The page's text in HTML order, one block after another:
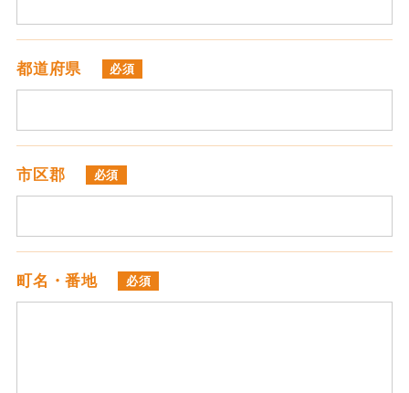
都道府県 必須
市区郡 必須
町名・番地 必須